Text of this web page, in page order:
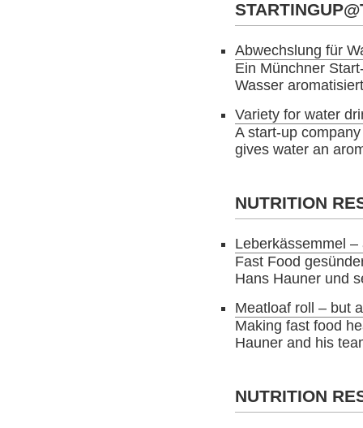
Abwechslung für
Ein Münchner
Wasser
Variety for water
A start-up
gives water an
NUTRITION
Leberkässemmel
Fast Food
Hans Hauner und
Meatloaf roll – but
Making fast food
Hauner and his
NUTRITION